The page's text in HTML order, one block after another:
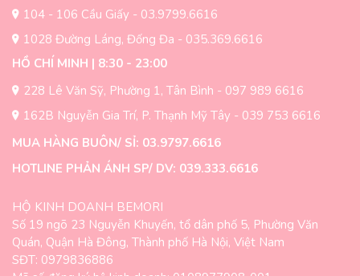
104 - 106 Cầu Giấy - 03.9799.6616
1028 Đường Láng, Đống Đa - 035.369.6616
HỒ CHÍ MINH | 8:30 - 23:00
228 Lê Văn Sỹ, Phường 1, Tân Bình - 097 989 6616
162B Nguyễn Gia Trí, P. Thạnh Mỹ Tây - 039 753 6616
MUA HÀNG BUÔN/ SỈ: 03.9797.6616
HOTLINE PHẢN ÁNH SP/ DV: 039.333.6616
HỘ KINH DOANH BEMORI
Số 19 ngõ 23 Nguyễn Khuyến, tổ dân phố 5, Phường Văn
Quán, Quận Hà Đông, Thành phố Hà Nội, Việt Nam
SĐT: 0979836886